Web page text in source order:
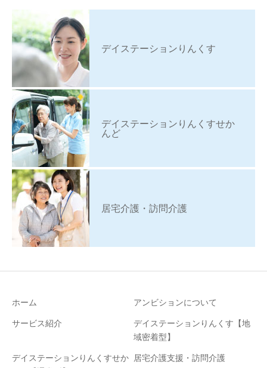
デイステーションりんくす
デイステーションりんくすせか
んど
居宅介護・訪問介護
ホーム
アンビションについて
サービス紹介
デイステーションりんくす【地
域密着型】
デイステーションりんくすせか 居宅介護支援・訪問介護